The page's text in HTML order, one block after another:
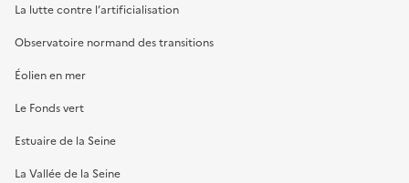
La lutte contre l’artificialisation
Observatoire normand des transitions
Éolien en mer
Le Fonds vert
Estuaire de la Seine
La Vallée de la Seine